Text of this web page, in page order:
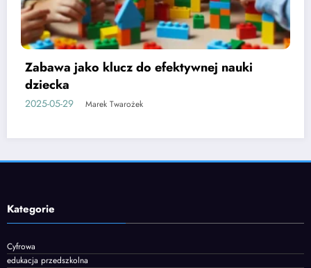
Etapy rozwoju mowy u dzieci i jak je
wspierać
2025-06-05 Marek Twarożek
Kategorie
Cyfrowa
edukacja przedszkolna